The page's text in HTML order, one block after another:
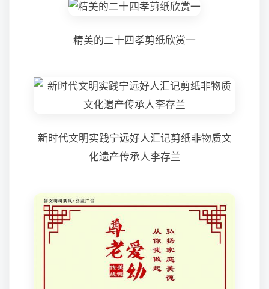
精美的二十四孝剪纸欣赏一
新时代文明实践宁远好人汇记剪纸非物质文
化遗产传承人李存兰